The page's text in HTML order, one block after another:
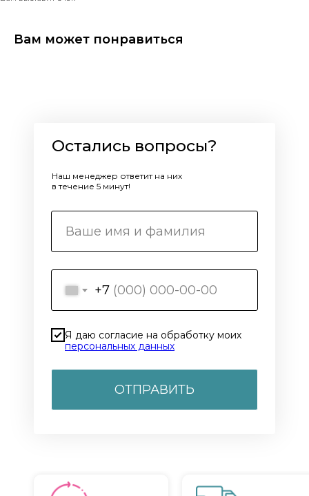
Вам может понравиться
+7
Я даю согласие на обработку моих
персональных данных
ОТПРАВИТЬ
Остались вопросы?
Наш менеджер ответит на них
в течение 5 минут!